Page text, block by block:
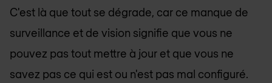
C'est là que tout se dégrade, car ce manque de
surveillance et de vision signifie que vous ne
pouvez pas tout mettre à jour et que vous ne
savez pas ce qui est ou n'est pas mal configuré.